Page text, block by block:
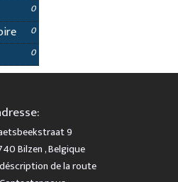
0
0
0
9
Bilzen , Belgique
déscription de la route